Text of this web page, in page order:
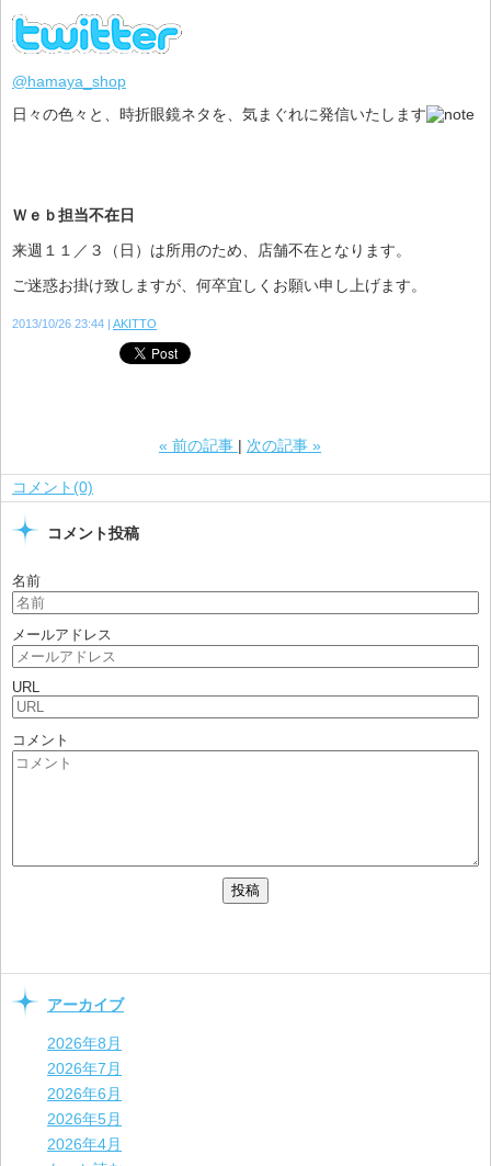
@hamaya_shop
日々の色々と、時折眼鏡ネタを、気まぐれに発信いたします
Ｗｅｂ担当不在日
来週１１／３（日）は所用のため、店舗不在となります。
ご迷惑お掛け致しますが、何卒宜しくお願い申し上げます。
2013/10/26 23:44 AKITTO
« 前の記事 次の記事 »
コメント(0)
コメント投稿
名前
メールアドレス
URL
コメント
アーカイブ
2026年8月
2026年7月
2026年6月
2026年5月
2026年4月